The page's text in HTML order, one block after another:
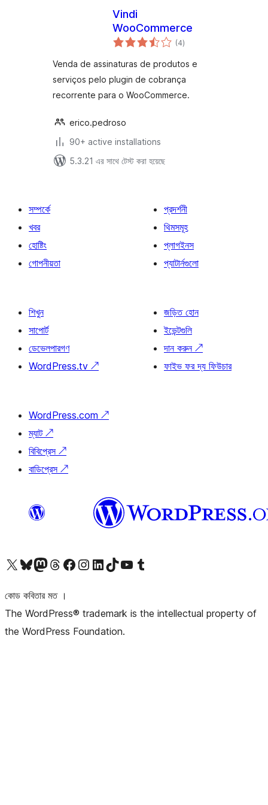
Vindi
WooCommerce
(4total
ratings
)
Venda de assinaturas de produtos e
serviços pelo plugin de cobrança
recorrente para o WooCommerce.
erico.pedroso
90+ active installations
5.3.21 এর সাথে টেস্ট করা হয়েছে
সম্পর্কে
খবর
হোষ্টিং
গোপনীয়তা
প্রদর্শনী
থিমসমূহ
প্লাগইনস
প্যাটার্নগুলো
শিখুন
সাপোর্ট
ডেভেলপারগণ
WordPress.tv ↗
জড়িত হোন
ইভেন্টগুলি
দান করুন ↗
ফাইভ ফর দ্য ফিউচার
WordPress.com ↗
ম্যাট ↗
বিবিপ্রেস ↗
বাডিপ্রেস ↗
আমাদের X (আগের টুইটার) অ্যাকাউন্টে যানআমাদের Bluesky অ্যাকাউন্টটি দেখুনআমাদের মাস্টোডন অ্যাকাউন্টটি দেখুনআমাদের থ্রেডস অ্যাকাউন্টটি দেখুনআমাদের ফেসবুক পেজ দেখুনআমাদের ইন্সটাগ্রাম অ্যাকাউন্ট দেখুনআমাদের লিঙ্কডইন অ্যাকাউন্টে যানআমাদের TikTok অ্যাকাউন্টটি দেখুনআমাদের ইউটিউব চ্যানেলে যান আমাদের টাম্বলার অ্যাকাউন্ট দেখুন
কোড কবিতার মত ।
The WordPress® trademark is the intellectual property of
the WordPress Foundation.